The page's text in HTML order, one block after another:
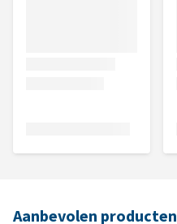
Aanbevolen producten